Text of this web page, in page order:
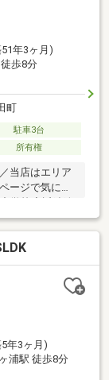
年3ヶ月)
歩8分
町
駐車3台
所有権
当店はエリア
ージで気にな
◎◆ランドリ
ーCL付き※写
＝＝＝＝＝＝
ぐご案内！》
てくださ
＝
年3ヶ月)
浦駅 徒歩8分